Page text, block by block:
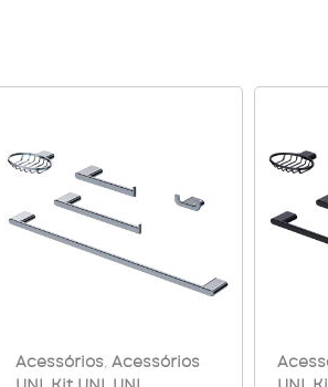
Acessórios,Acessórios